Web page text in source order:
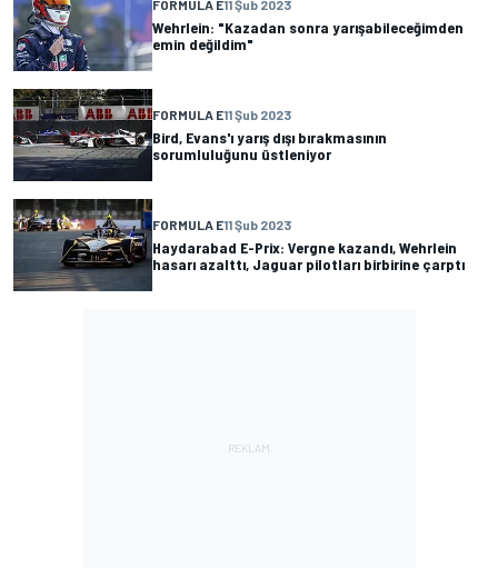
FORMULA E11 Şub 2023
Wehrlein: "Kazadan sonra yarışabileceğimden
emin değildim"
FORMULA E11 Şub 2023
Bird, Evans'ı yarış dışı bırakmasının
sorumluluğunu üstleniyor
FORMULA E11 Şub 2023
Haydarabad E-Prix: Vergne kazandı, Wehrlein
hasarı azalttı, Jaguar pilotları birbirine çarptı